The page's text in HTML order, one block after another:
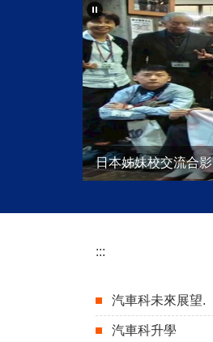
日本姊妹校交流合影
:::
汽車科未來展望.
汽車科升學